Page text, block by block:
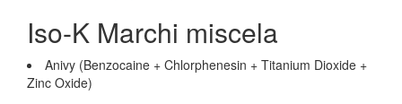
Iso-K Marchi miscela
Anivy (Benzocaine + Chlorphenesin + Titanium Dioxide +
Zinc Oxide)